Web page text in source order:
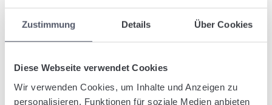
Zustimmung Details Über Cookies
Diese Webseite verwendet Cookies
Wir verwenden Cookies, um Inhalte und Anzeigen zu
personalisieren, Funktionen für soziale Medien anbieten
Dlaczego Logistiqo?
Z Logistiqo zyskujesz nie tylko przyjazne
system z dostępem do danych z dowolnego miejsca.
najnowszej wersji. Elastyczny model abonamentowy